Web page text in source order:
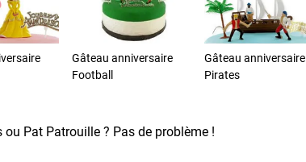
Gâteau anniversaire
Football
Gâteau anniversaire
Pirates
ou Pat Patrouille ? Pas de problème !